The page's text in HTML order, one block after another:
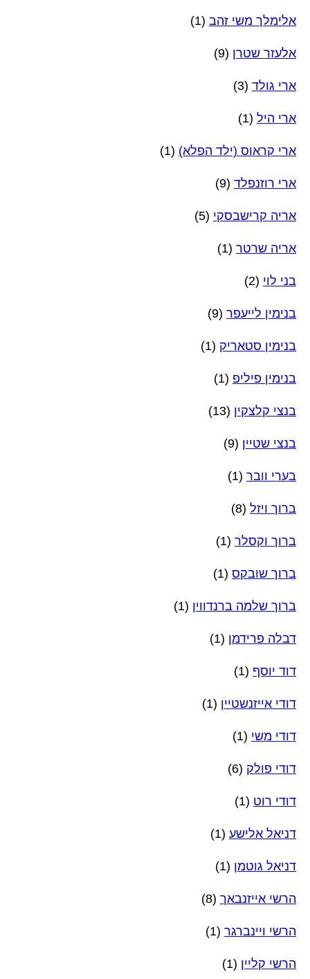
אלימלך משי זהב (1)
אלעזר שטרן (9)
ארי גולד (3)
ארי היל (1)
ארי קראוס (ילד הפלא) (1)
ארי רוזנפלד (9)
אריה קרישבסקי (5)
אריה שרטר (1)
בני לוי (2)
בנימין לייעפר (9)
בנימין סטאריק (1)
בנימין פיליפ (1)
בנצי קלצקין (13)
בנצי שטיין (9)
בערי וובר (1)
ברוך ויזל (8)
ברוך וקסלר (1)
ברוך שובקס (1)
ברוך שלמה ברנדווין (1)
דבלה פרידמן (1)
דוד יוסף (1)
דודי אייזנשטיין (1)
דודי משי (1)
דודי פולק (6)
דודי רוט (1)
דניאל אלישע (1)
דניאל גוטמן (1)
הרשי אייזנבאך (8)
הרשי ויינברגר (1)
הרשי קליין (1)